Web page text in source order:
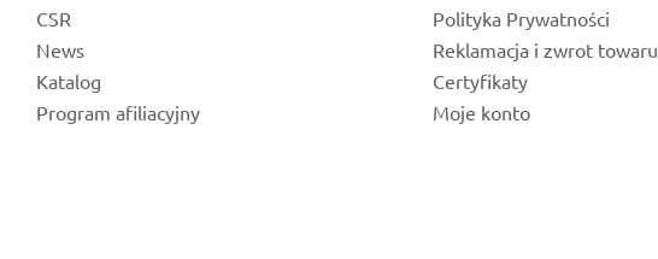
CSR
News
Katalog
Program afiliacyjny
Polityka Prywatności
Reklamacja i zwrot towaru
Certyfikaty
Moje konto